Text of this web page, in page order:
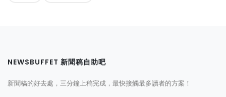
NEWSBUFFET 新聞稿自助吧
新聞稿的好去處，三分鐘上稿完成，最快接觸最多讀者的方案！